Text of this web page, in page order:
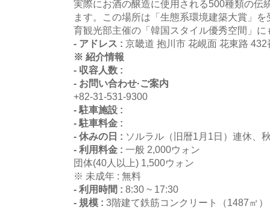
実際にお酒の醸造に使用される500種類の伝
ます。この場所は「生態系環境建築大賞」
育観光部主催の「韓国スタイル優秀空間」
- アドレス : 京畿道 抱川市 花峴面 花東路
※ 紹介情報
- 収容人数 :
- お問い合わせ·ご案内
+82-31-531-9300
- 駐車施設 :
- 駐車料金 :
- 休みの日 : ソルラル（旧暦1月1日）連休、
- 利用料金 : 一般 2,000ウォン
団体(40人以上) 1,500ウォン
※ 未成年 : 無料
- 利用時間 : 8:30 ~ 17:30
- 規模 : 3階建て鉄筋コンクリート（1487㎡）